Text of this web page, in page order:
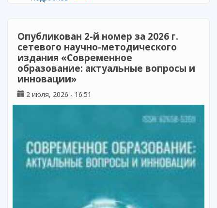
второго курса
Опубликован 2-й номер за 2026 г.
сетевого научно-методического
издания «Современное
образование: актуальные вопросы и
инновации»
2 июля, 2026 - 16:51